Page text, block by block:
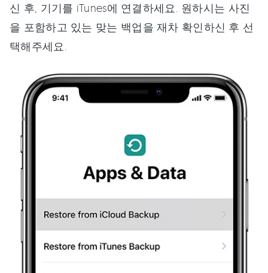
신 후, 기기를 iTunes에 연결하세요. 원하시는 사진
을 포함하고 있는 맞는 백업을 재차 확인하신 후 선
택해주세요.